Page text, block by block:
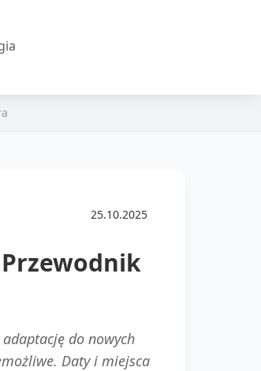
25.10.2025
do nowych
Daty i miejsca